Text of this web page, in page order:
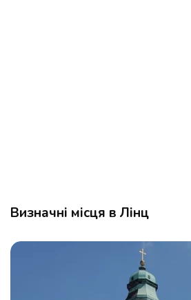
Визначні місця в Лінц